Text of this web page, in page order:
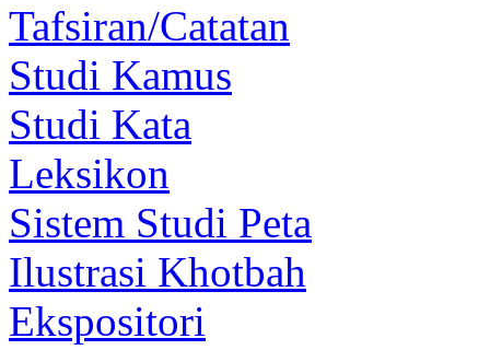
Tafsiran/Catatan
Studi Kamus
Studi Kata
Leksikon
Sistem Studi Peta
Ilustrasi Khotbah
Ekspositori